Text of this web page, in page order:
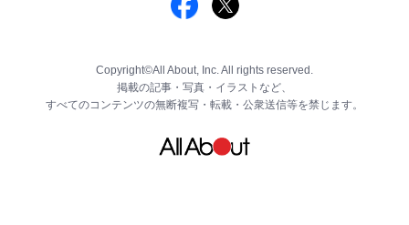
Copyright©All About, Inc. All rights reserved.
掲載の記事・写真・イラストなど、
すべてのコンテンツの無断複写・転載・公衆送信等を禁じます。